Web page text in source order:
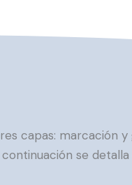
capas: marcación
se detalla